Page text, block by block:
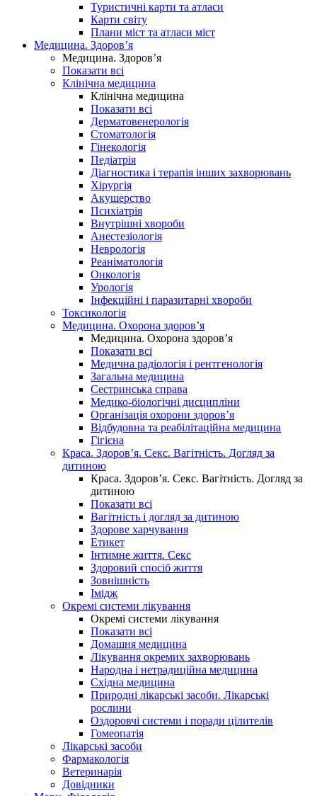
Туристичні карти та атласи
Карти світу
Плани міст та атласи міст
Медицина. Здоров’я
Медицина. Здоров’я
Показати всі
Клінічна медицина
Клінічна медицина
Показати всі
Дерматовенерологія
Стоматологія
Гінекологія
Педіатрія
Діагностика і терапія інших захворювань
Хірургія
Акушерство
Психіатрія
Внутрішні хвороби
Анестезіологія
Неврологія
Реаніматологія
Онкологія
Урологія
Інфекційні і паразитарні хвороби
Токсикологія
Медицина. Охорона здоров’я
Медицина. Охорона здоров’я
Показати всі
Медична радіологія і рентгенологія
Загальна медицина
Сестринська справа
Медико-біологічні дисципліни
Організація охорони здоров’я
Відбудовна та реабілітаційна медицина
Гігієна
Краса. Здоров’я. Секс. Вагітність. Догляд за
дитиною
Краса. Здоров’я. Секс. Вагітність. Догляд за
дитиною
Показати всі
Вагітність і догляд за дитиною
Здорове харчування
Етикет
Інтимне життя. Секс
Здоровий спосіб життя
Зовнішність
Імідж
Окремі системи лікування
Окремі системи лікування
Показати всі
Домашня медицина
Лікування окремих захворювань
Народна і нетрадиційна медицина
Східна медицина
Природні лікарські засоби. Лікарські
рослини
Оздоровчі системи і поради цілителів
Гомеопатія
Лікарські засоби
Фармакологія
Ветеринарія
Довідники